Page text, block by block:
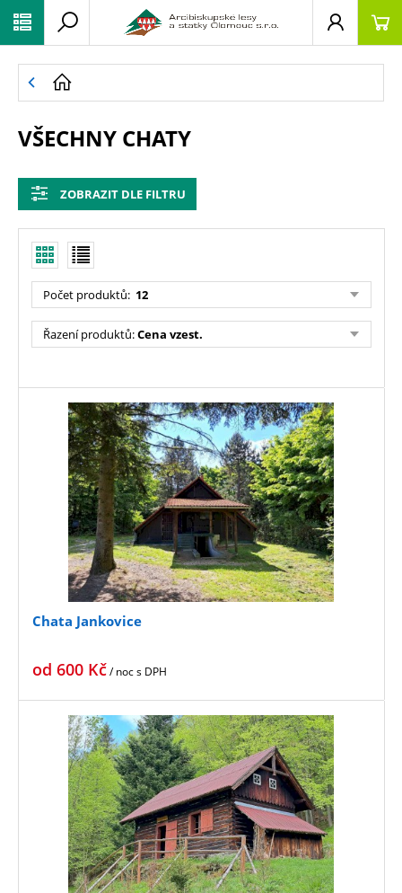
VŠECHNY CHATY
ZOBRAZIT DLE FILTRU
Počet produktů: 12
Řazení produktů:Cena vzest.
Chata Jankovice
od 600 Kč/ nocs DPH